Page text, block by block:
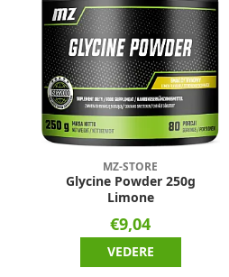
MZ-STORE
Glycine Powder 250g
Limone
€9,04
VEDERE